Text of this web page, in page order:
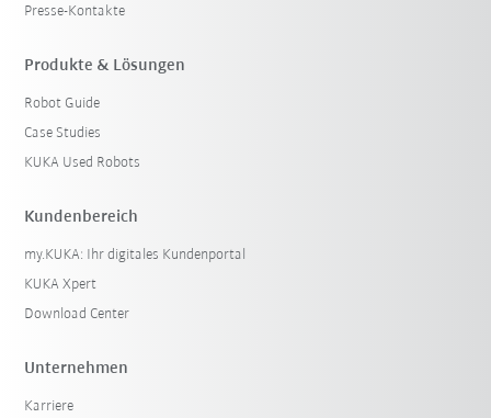
Presse-Kontakte
Produkte & Lösungen
Robot Guide
Case Studies
KUKA Used Robots
Kundenbereich
my.KUKA: Ihr digitales Kundenportal
KUKA Xpert
Download Center
Unternehmen
Karriere